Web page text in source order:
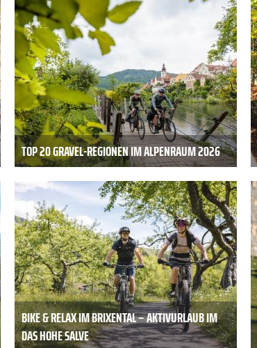
TOP 20 GRAVEL-REGIONEN IM ALPENRAUM 2026
BIKE & RELAX IM BRIXENTAL – AKTIVURLAUB IM
DAS HOHE SALVE